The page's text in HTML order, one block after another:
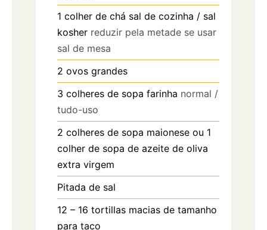
1 colher de chá sal de cozinha / sal
kosher reduzir pela metade se usar
sal de mesa
2 ovos grandes
3 colheres de sopa farinha normal /
tudo-uso
2 colheres de sopa maionese ou 1
colher de sopa de azeite de oliva
extra virgem
Pitada de sal
12 – 16 tortillas macias de tamanho
para taco